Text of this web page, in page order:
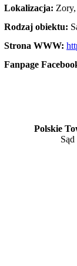
Lokalizacja:
Rodzaj obiektu:
Strona WWW:
Fanpage
Polskie